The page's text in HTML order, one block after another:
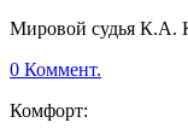
Мировой судья К.А.
0 Коммент.
Комфорт: